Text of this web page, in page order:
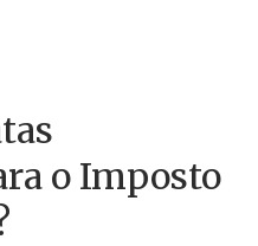
o Imposto